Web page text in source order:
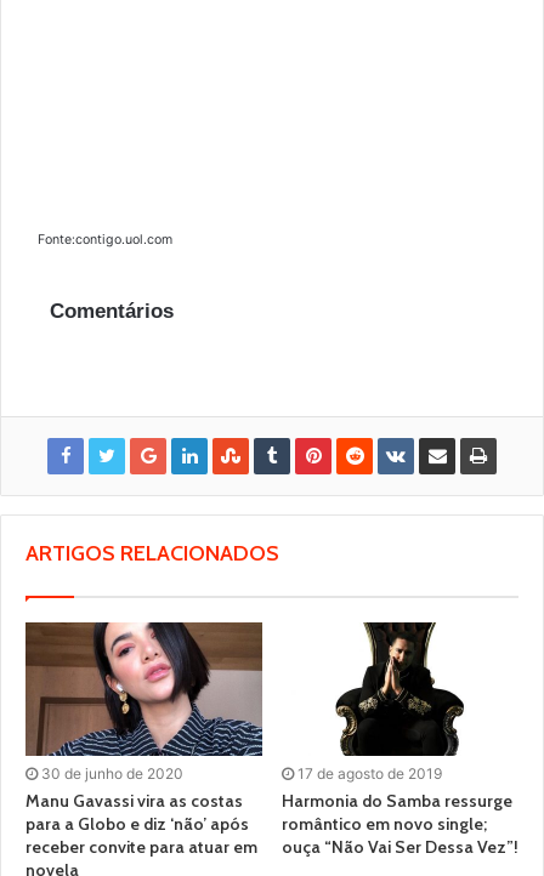
Fonte:contigo.uol.com
Comentários
ARTIGOS RELACIONADOS
30 de junho de 2020
Manu Gavassi vira as costas
para a Globo e diz ‘não’ após
receber convite para atuar em
novela
17 de agosto de 2019
Harmonia do Samba ressurge
romântico em novo single;
ouça “Não Vai Ser Dessa Vez”!